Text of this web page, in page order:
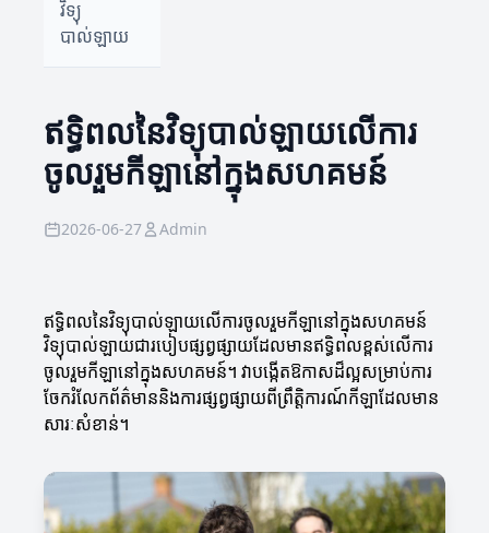
វិទ្យុ
បាល់ឡាយ
ឥទ្ធិពលនៃវិទ្យុបាល់ឡាយលើការ
ចូលរួមកីឡានៅក្នុងសហគមន៍
2026-06-27 Admin
ឥទ្ធិពលនៃវិទ្យុបាល់ឡាយលើការចូលរួមកីឡានៅក្នុងសហគមន៍
វិទ្យុបាល់ឡាយជារបៀបផ្សព្វផ្សាយដែលមានឥទ្ធិពលខ្ពស់លើការ
ចូលរួមកីឡានៅក្នុងសហគមន៍។ វាបង្កើតឱកាសដ៏ល្អសម្រាប់ការ
ចែករំលែកព័ត៌មាននិងការផ្សព្វផ្សាយពីព្រឹត្តិការណ៍កីឡាដែលមាន
សារៈសំខាន់។